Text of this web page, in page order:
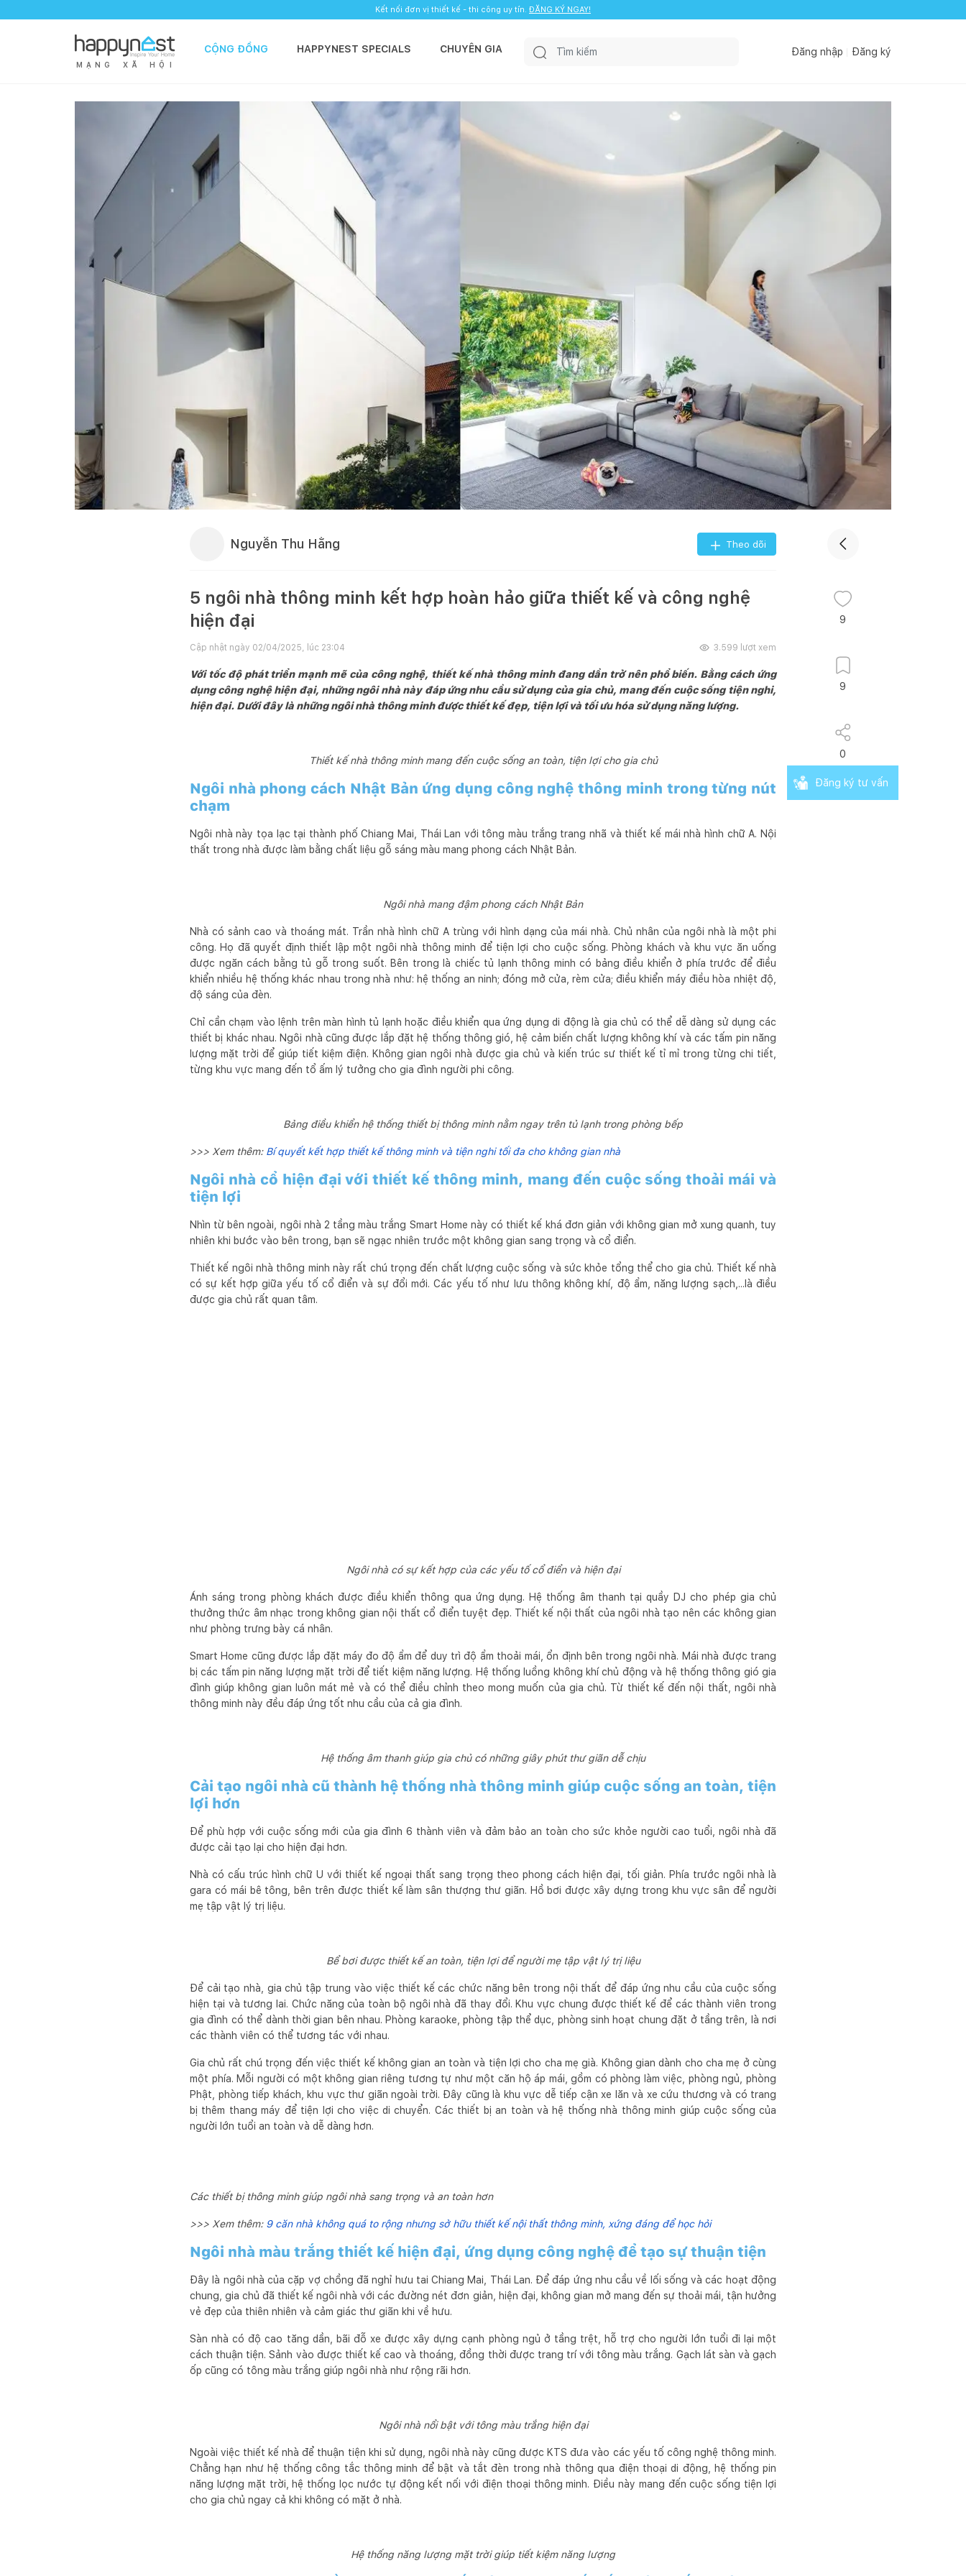
Kết nối đơn vị thiết kế - thi công uy tín. ĐĂNG KÝ NGAY!
M Ạ N G X Ã H Ộ I
CỘNG ĐỒNG HAPPYNEST SPECIALS CHUYÊN GIA Đăng nhập Đăng ký
Nguyễn Thu Hằng Theo dõi
5 ngôi nhà thông minh kết hợp hoàn hảo giữa thiết kế và công nghệ
hiện đại
Cập nhật ngày 02/04/2025, lúc 23:04 3.599 lượt xem
Với tốc độ phát triển mạnh mẽ của công nghệ, thiết kế nhà thông minh đang dần trở nên phổ biến. Bằng cách ứng
dụng công nghệ hiện đại, những ngôi nhà này đáp ứng nhu cầu sử dụng của gia chủ, mang đến cuộc sống tiện nghi,
hiện đại. Dưới đây là những ngôi nhà thông minh được thiết kế đẹp, tiện lợi và tối ưu hóa sử dụng năng lượng.
Thiết kế nhà thông minh mang đến cuộc sống an toàn, tiện lợi cho gia chủ
Ngôi nhà phong cách Nhật Bản ứng dụng công nghệ thông minh trong từng nút
chạm
Ngôi nhà này tọa lạc tại thành phố Chiang Mai, Thái Lan với tông màu trắng trang nhã và thiết kế mái nhà hình chữ A. Nội
thất trong nhà được làm bằng chất liệu gỗ sáng màu mang phong cách Nhật Bản.
Ngôi nhà mang đậm phong cách Nhật Bản
Nhà có sảnh cao và thoáng mát. Trần nhà hình chữ A trùng với hình dạng của mái nhà. Chủ nhân của ngôi nhà là một phi
công. Họ đã quyết định thiết lập một ngôi nhà thông minh để tiện lợi cho cuộc sống. Phòng khách và khu vực ăn uống
được ngăn cách bằng tủ gỗ trong suốt. Bên trong là chiếc tủ lạnh thông minh có bảng điều khiển ở phía trước để điều
khiển nhiều hệ thống khác nhau trong nhà như: hệ thống an ninh; đóng mở cửa, rèm cửa; điều khiển máy điều hòa nhiệt độ,
độ sáng của đèn.
Chỉ cần chạm vào lệnh trên màn hình tủ lạnh hoặc điều khiển qua ứng dụng di động là gia chủ có thể dễ dàng sử dụng các
thiết bị khác nhau. Ngôi nhà cũng được lắp đặt hệ thống thông gió, hệ cảm biến chất lượng không khí và các tấm pin năng
lượng mặt trời để giúp tiết kiệm điện. Không gian ngôi nhà được gia chủ và kiến trúc sư thiết kế tỉ mỉ trong từng chi tiết,
từng khu vực mang đến tổ ấm lý tưởng cho gia đình người phi công.
Bảng điều khiển hệ thống thiết bị thông minh nằm ngay trên tủ lạnh trong phòng bếp
>>> Xem thêm: Bí quyết kết hợp thiết kế thông minh và tiện nghi tối đa cho không gian nhà
Ngôi nhà cổ hiện đại với thiết kế thông minh, mang đến cuộc sống thoải mái và
tiện lợi
Nhìn từ bên ngoài, ngôi nhà 2 tầng màu trắng Smart Home này có thiết kế khá đơn giản với không gian mở xung quanh, tuy
nhiên khi bước vào bên trong, bạn sẽ ngạc nhiên trước một không gian sang trọng và cổ điển.
Thiết kế ngôi nhà thông minh này rất chú trọng đến chất lượng cuộc sống và sức khỏe tổng thể cho gia chủ. Thiết kế nhà
có sự kết hợp giữa yếu tố cổ điển và sự đổi mới. Các yếu tố như lưu thông không khí, độ ẩm, năng lượng sạch,...là điều
được gia chủ rất quan tâm.
Ngôi nhà có sự kết hợp của các yếu tố cổ điển và hiện đại
Ánh sáng trong phòng khách được điều khiển thông qua ứng dụng. Hệ thống âm thanh tại quầy DJ cho phép gia chủ
thưởng thức âm nhạc trong không gian nội thất cổ điển tuyệt đẹp. Thiết kế nội thất của ngôi nhà tạo nên các không gian
như phòng trưng bày cá nhân.
Smart Home cũng được lắp đặt máy đo độ ẩm để duy trì độ ẩm thoải mái, ổn định bên trong ngôi nhà. Mái nhà được trang
bị các tấm pin năng lượng mặt trời để tiết kiệm năng lượng. Hệ thống luồng không khí chủ động và hệ thống thông gió gia
đình giúp không gian luôn mát mẻ và có thể điều chỉnh theo mong muốn của gia chủ. Từ thiết kế đến nội thất, ngôi nhà
thông minh này đều đáp ứng tốt nhu cầu của cả gia đình.
Hệ thống âm thanh giúp gia chủ có những giây phút thư giãn dễ chịu
Cải tạo ngôi nhà cũ thành hệ thống nhà thông minh giúp cuộc sống an toàn, tiện
lợi hơn
Để phù hợp với cuộc sống mới của gia đình 6 thành viên và đảm bảo an toàn cho sức khỏe người cao tuổi, ngôi nhà đã
được cải tạo lại cho hiện đại hơn.
Nhà có cấu trúc hình chữ U với thiết kế ngoại thất sang trọng theo phong cách hiện đại, tối giản. Phía trước ngôi nhà là
gara có mái bê tông, bên trên được thiết kế làm sân thượng thư giãn. Hồ bơi được xây dựng trong khu vực sân để người
mẹ tập vật lý trị liệu.
Bể bơi được thiết kế an toàn, tiện lợi để người mẹ tập vật lý trị liệu
Để cải tạo nhà, gia chủ tập trung vào việc thiết kế các chức năng bên trong nội thất để đáp ứng nhu cầu của cuộc sống
hiện tại và tương lai. Chức năng của toàn bộ ngôi nhà đã thay đổi. Khu vực chung được thiết kế để các thành viên trong
gia đình có thể dành thời gian bên nhau. Phòng karaoke, phòng tập thể dục, phòng sinh hoạt chung đặt ở tầng trên, là nơi
các thành viên có thể tương tác với nhau.
Gia chủ rất chú trọng đến việc thiết kế không gian an toàn và tiện lợi cho cha mẹ già. Không gian dành cho cha mẹ ở cùng
một phía. Mỗi người có một không gian riêng tương tự như một căn hộ áp mái, gồm có phòng làm việc, phòng ngủ, phòng
Phật, phòng tiếp khách, khu vực thư giãn ngoài trời. Đây cũng là khu vực dễ tiếp cận xe lăn và xe cứu thương và có trang
bị thêm thang máy để tiện lợi cho việc di chuyển. Các thiết bị an toàn và hệ thống nhà thông minh giúp cuộc sống của
người lớn tuổi an toàn và dễ dàng hơn.
Các thiết bị thông minh giúp ngôi nhà sang trọng và an toàn hơn
>>> Xem thêm: 9 căn nhà không quá to rộng nhưng sở hữu thiết kế nội thất thông minh, xứng đáng để học hỏi
Ngôi nhà màu trắng thiết kế hiện đại, ứng dụng công nghệ để tạo sự thuận tiện
Đây là ngôi nhà của cặp vợ chồng đã nghỉ hưu tai Chiang Mai, Thái Lan. Để đáp ứng nhu cầu về lối sống và các hoạt động
chung, gia chủ đã thiết kế ngôi nhà với các đường nét đơn giản, hiện đại, không gian mở mang đến sự thoải mái, tận hưởng
vẻ đẹp của thiên nhiên và cảm giác thư giãn khi về hưu.
Sàn nhà có độ cao tăng dần, bãi đỗ xe được xây dựng cạnh phòng ngủ ở tầng trệt, hỗ trợ cho người lớn tuổi đi lại một
cách thuận tiện. Sảnh vào được thiết kế cao và thoáng, đồng thời được trang trí với tông màu trắng. Gạch lát sàn và gạch
ốp cũng có tông màu trắng giúp ngôi nhà như rộng rãi hơn.
Ngôi nhà nổi bật với tông màu trắng hiện đại
Ngoài việc thiết kế nhà để thuận tiện khi sử dụng, ngôi nhà này cũng được KTS đưa vào các yếu tố công nghệ thông minh.
Chẳng hạn như hệ thống công tắc thông minh để bật và tắt đèn trong nhà thông qua điện thoại di động, hệ thống pin
năng lượng mặt trời, hệ thống lọc nước tự động kết nối với điện thoại thông minh. Điều này mang đến cuộc sống tiện lợi
cho gia chủ ngay cả khi không có mặt ở nhà.
Hệ thống năng lượng mặt trời giúp tiết kiệm năng lượng
9
9
0
Đăng ký tư vấn